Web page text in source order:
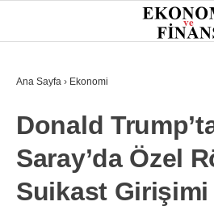
GÜNDEM
EKONOMI
FINANS
Ana Sayfa › Ekonomi
Donald
Saray’da Özel
Suikast Girişimi